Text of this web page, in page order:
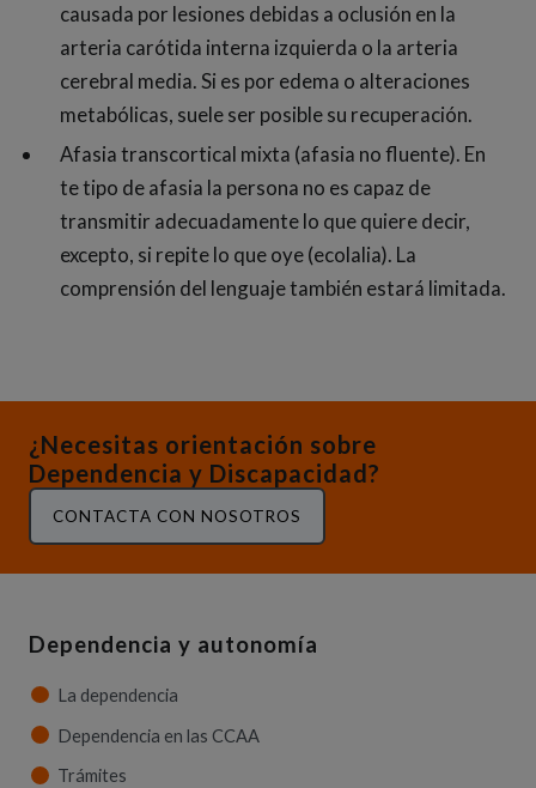
causada por lesiones debidas a oclusión en la
arteria carótida interna izquierda o la arteria
cerebral media. Si es por edema o alteraciones
metabólicas, suele ser posible su recuperación.
Afasia transcortical mixta (afasia no fluente). En
te tipo de afasia la persona no es capaz de
transmitir adecuadamente lo que quiere decir,
excepto, si repite lo que oye (ecolalia). La
comprensión del lenguaje también estará limitada.
¿Necesitas orientación sobre
Dependencia y Discapacidad?
CONTACTA CON NOSOTROS
Dependencia y autonomía
La dependencia
Dependencia en las CCAA
Trámites